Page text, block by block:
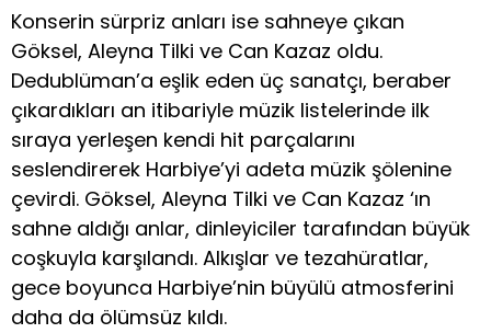
Konserin sürpriz anları ise sahneye çıkan
Göksel, Aleyna Tilki ve Can Kazaz oldu.
Dedublüman’a eşlik eden üç sanatçı, beraber
çıkardıkları an itibariyle müzik listelerinde ilk
sıraya yerleşen kendi hit parçalarını
seslendirerek Harbiye’yi adeta müzik şölenine
çevirdi. Göksel, Aleyna Tilki ve Can Kazaz ‘ın
sahne aldığı anlar, dinleyiciler tarafından büyük
coşkuyla karşılandı. Alkışlar ve tezahüratlar,
gece boyunca Harbiye’nin büyülü atmosferini
daha da ölümsüz kıldı.